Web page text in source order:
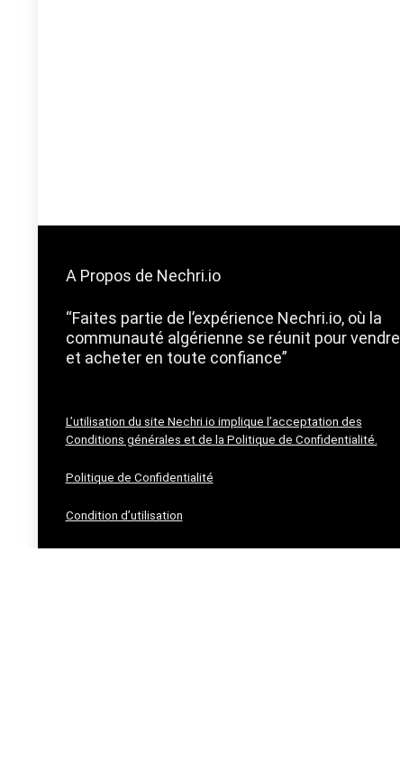
A Propos de Nechri.io
“Faites partie de l’expérience Nechri.io, où la
communauté algérienne se réunit pour vendre
et acheter en toute confiance”
L’utilisation du site Nechri.io implique l’acceptation des
Conditions générales et de la Politique de Confidentialité.
Politique de Confidentialité
Condition d’utilisation